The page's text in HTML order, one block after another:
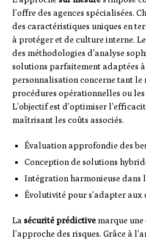
l’offre des agences spécialisées.
des caractéristiques uniques en
à protéger et de culture interne.
des méthodologies d’analyse
solutions parfaitement adaptées à
personnalisation concerne tant le
procédures opérationnelles ou
L’objectif est d’optimiser
maîtrisant les coûts associés.
Évaluation approfondie des
Conception de solutions
Intégration harmonieuse dans
Évolutivité pour s’adapter aux
La sécurité prédictivemarque
l’approche des risques. Grâce à